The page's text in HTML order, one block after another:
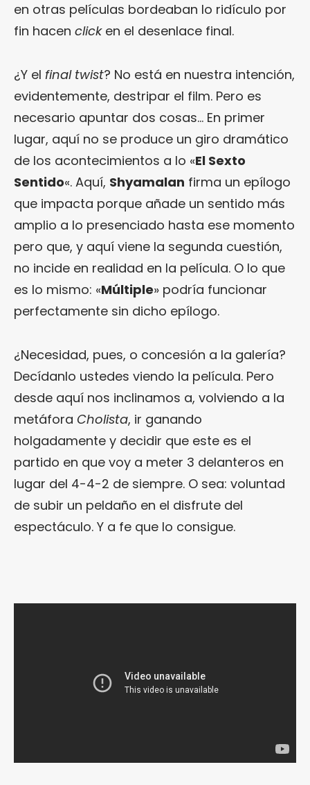
en otras películas bordeaban lo ridículo por
fin hacen clicken el desenlace final.
¿Y el final twist? No está en nuestra intención,
evidentemente, destripar el film. Pero es
necesario apuntar dos cosas… En primer
lugar, aquí no se produce un giro dramático
de los acontecimientos a lo «El Sexto
Sentido«. Aquí, Shyamalan firma un epílogo
que impacta porque añade un sentido más
amplio a lo presenciado hasta ese momento
pero que, y aquí viene la segunda cuestión,
no incide en realidad en la película. O lo que
es lo mismo: «Múltiple» podría funcionar
perfectamente sin dicho epílogo.
¿Necesidad, pues, o concesión a la galería?
Decídanlo ustedes viendo la película. Pero
desde aquí nos inclinamos a, volviendo a la
metáfora Cholista, ir ganando
holgadamente y decidir que este es el
partido en que voy a meter 3 delanteros en
lugar del 4-4-2 de siempre. O sea: voluntad
de subir un peldaño en el disfrute del
espectáculo. Y a fe que lo consigue.